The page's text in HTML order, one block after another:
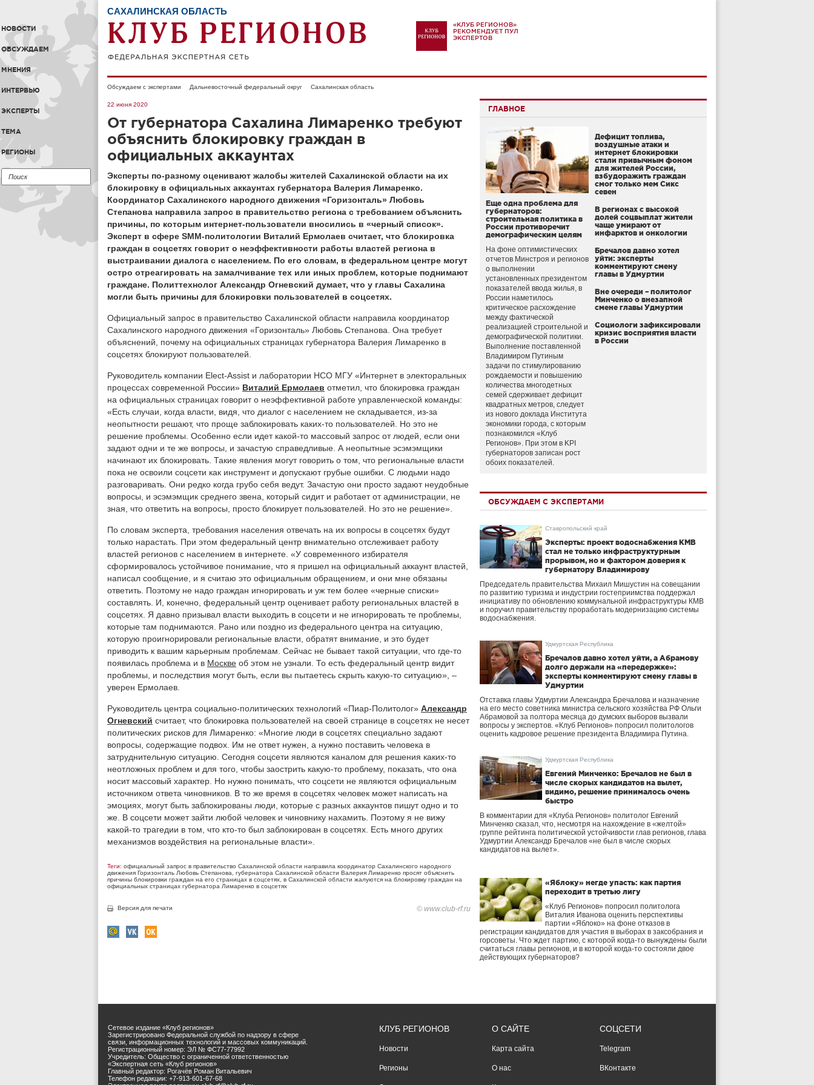
НОВОСТИ
ОБСУЖДАЕМ
МНЕНИЯ
ИНТЕРВЬЮ
ЭКСПЕРТЫ
ТЕМА
РЕГИОНЫ
САХАЛИНСКАЯ ОБЛАСТЬ
«КЛУБ РЕГИОНОВ»
РЕКОМЕНДУЕТ ПУЛ
ЭКСПЕРТОВ
Обсуждаем с экспертами Дальневосточный федеральный округ Сахалинская область
22 июня 2020
От губернатора Сахалина Лимаренко требуют
объяснить блокировку граждан в
официальных аккаунтах
Эксперты по-разному оценивают жалобы жителей Сахалинской области на их
блокировку в официальных аккаунтах губернатора Валерия Лимаренко.
Координатор Сахалинского народного движения «Горизонталь» Любовь
Степанова направила запрос в правительство региона с требованием объяснить
причины, по которым интернет-пользователи вносились в «черный список».
Эксперт в сфере SMM-политологии Виталий Ермолаев считает, что блокировка
граждан в соцсетях говорит о неэффективности работы властей региона в
выстраивании диалога с населением. По его словам, в федеральном центре могут
остро отреагировать на замалчивание тех или иных проблем, которые поднимают
граждане. Политтехнолог Александр Огневский думает, что у главы Сахалина
могли быть причины для блокировки пользователей в соцсетях.
Официальный запрос в правительство Сахалинской области направила координатор
Сахалинского народного движения «Горизонталь» Любовь Степанова. Она требует
объяснений, почему на официальных страницах губернатора Валерия Лимаренко в
соцсетях блокируют пользователей.
Руководитель компании Elect-Assist и лаборатории НСО МГУ «Интернет в электоральных
процессах современной России» Виталий Ермолаев отметил, что блокировка граждан
на официальных страницах говорит о неэффективной работе управленческой команды:
«Есть случаи, когда власти, видя, что диалог с населением не складывается, из-за
неопытности решают, что проще заблокировать каких-то пользователей. Но это не
решение проблемы. Особенно если идет какой-то массовый запрос от людей, если они
задают одни и те же вопросы, и зачастую справедливые. А неопытные эсэмэмщики
начинают их блокировать. Такие явления могут говорить о том, что региональные власти
пока не освоили соцсети как инструмент и допускают грубые ошибки. С людьми надо
разговаривать. Они редко когда грубо себя ведут. Зачастую они просто задают неудобные
вопросы, и эсэмэмщик среднего звена, который сидит и работает от администрации, не
зная, что ответить на вопросы, просто блокирует пользователей. Но это не решение».
По словам эксперта, требования населения отвечать на их вопросы в соцсетях будут
только нарастать. При этом федеральный центр внимательно отслеживает работу
властей регионов с населением в интернете. «У современного избирателя
сформировалось устойчивое понимание, что я пришел на официальный аккаунт властей,
написал сообщение, и я считаю это официальным обращением, и они мне обязаны
ответить. Поэтому не надо граждан игнорировать и уж тем более «черные списки»
составлять. И, конечно, федеральный центр оценивает работу региональных властей в
соцсетях. Я давно призывал власти выходить в соцсети и не игнорировать те проблемы,
которые там поднимаются. Рано или поздно из федерального центра на ситуацию,
которую проигнорировали региональные власти, обратят внимание, и это будет
приводить к вашим карьерным проблемам. Сейчас не бывает такой ситуации, что где-то
появилась проблема и в Москве об этом не узнали. То есть федеральный центр видит
проблемы, и последствия могут быть, если вы пытаетесь скрыть какую-то ситуацию», –
уверен Ермолаев.
Руководитель центра социально-политических технологий «Пиар-Политолог» Александр
Огневский считает, что блокировка пользователей на своей странице в соцсетях не несет
политических рисков для Лимаренко: «Многие люди в соцсетях специально задают
вопросы, содержащие подвох. Им не ответ нужен, а нужно поставить человека в
затруднительную ситуацию. Сегодня соцсети являются каналом для решения каких-то
неотложных проблем и для того, чтобы заострить какую-то проблему, показать, что она
носит массовый характер. Но нужно понимать, что соцсети не являются официальным
источником ответа чиновников. В то же время в соцсетях человек может написать на
эмоциях, могут быть заблокированы люди, которые с разных аккаунтов пишут одно и то
же. В соцсети может зайти любой человек и чиновнику нахамить. Поэтому я не вижу
какой-то трагедии в том, что кто-то был заблокирован в соцсетях. Есть много других
механизмов воздействия на региональные власти».
Теги: официальный запрос в правительство Сахалинской области направила координатор Сахалинского народного
движения Горизонталь Любовь Степанова
губернатора Сахалинской области Валерия Лимаренко просят объяснить
причины блокировки граждан на его страницах в соцсетях в Сахалинской области жалуются на блокировку граждан на
официальных страницах губернатора Лимаренко в соцсетях
Версия для печати © www.club-rf.ru
ГЛАВНОЕ
Еще одна проблема для
губернаторов:
строительная политика в
России противоречит
демографическим целям
На фоне оптимистических
отчетов Минстроя и регионов
о выполнении
установленных президентом
показателей ввода жилья, в
России наметилось
критическое расхождение
между фактической
реализацией строительной и
демографической политики.
Выполнение поставленной
Владимиром Путиным
задачи по стимулированию
рождаемости и повышению
количества многодетных
семей сдерживает дефицит
квадратных метров, следует
из нового доклада Института
экономики города, с которым
познакомился «Клуб
Регионов». При этом в KPI
губернаторов записан рост
обоих показателей.
Дефицит топлива,
воздушные атаки и
интернет блокировки
стали привычным фоном
для жителей России,
взбудоражить граждан
смог только мем Сикс
севен
В регионах с высокой
долей соцвыплат жители
чаще умирают от
инфарктов и онкологии
Бречалов давно хотел
уйти: эксперты
комментируют смену
главы в Удмуртии
Вне очереди – политолог
Минченко о внезапной
смене главы Удмуртии
Социологи зафиксировали
кризис восприятия власти
в России
ОБСУЖДАЕМ С ЭКСПЕРТАМИ
Ставропольский край
Эксперты: проект водоснабжения КМВ
стал не только инфраструктурным
прорывом, но и фактором доверия к
губернатору Владимирову
Председатель правительства Михаил Мишустин на совещании
по развитию туризма и индустрии гостеприимства поддержал
инициативу по обновлению коммунальной инфраструктуры КМВ
и поручил правительству проработать модернизацию системы
водоснабжения.
Удмуртская Республика
Бречалов давно хотел уйти, а Абрамову
долго держали на «передержке»:
эксперты комментируют смену главы в
Удмуртии
Отставка главы Удмуртии Александра Бречалова и назначение
на его место советника министра сельского хозяйства РФ Ольги
Абрамовой за полтора месяца до думских выборов вызвали
вопросы у экспертов. «Клуб Регионов» попросил политологов
оценить кадровое решение президента Владимира Путина.
Удмуртская Республика
Евгений Минченко: Бречалов не был в
числе скорых кандидатов на вылет,
видимо, решение принималось очень
быстро
В комментарии для «Клуба Регионов» политолог Евгений
Минченко сказал, что, несмотря на нахождение в «желтой»
группе рейтинга политической устойчивости глав регионов, глава
Удмуртии Александр Бречалов «не был в числе скорых
кандидатов на вылет».
«Яблоку» негде упасть: как партия
переходит в третью лигу
«Клуб Регионов» попросил политолога
Виталия Иванова оценить перспективы
партии «Яблоко» на фоне отказов в
регистрации кандидатов для участия в выборах в заксобрания и
горсоветы. Что ждет партию, с которой когда-то вынуждены были
считаться главы регионов, и в которой когда-то состояли двое
действующих губернаторов?
Сетевое издание «Клуб регионов»
Зарегистрировано Федеральной службой по надзору в сфере
связи, информационных технологий и массовых коммуникаций.
Регистрационный номер: ЭЛ № ФС77-77992
Учредитель: Общество с ограниченной ответственностью
«Экспертная сеть «Клуб регионов»
Главный редактор: Рогачёв Роман Витальевич
Телефон редакции: +7-913-601-67-68
КЛУБ РЕГИОНОВ
Новости
Регионы
О САЙТЕ
Карта сайта
О нас
СОЦСЕТИ
Telegram
ВКонтакте